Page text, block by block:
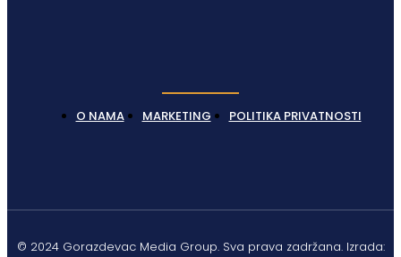
O NAMA MARKETING POLITIKA PRIVATNOSTI
© 2024 Gorazdevac Media Group. Sva prava zadržana. Izrada: